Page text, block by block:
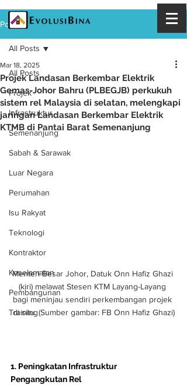
Post
All Posts
Projek
Infrastruktur
Semenanjung
Sabah & Sarawak
Luar Negara
Perumahan
Isu Rakyat
Teknologi
Kontraktor
Keselamatan
Pembangunan
Training
All Posts
Projek Landasan Berkembar Elektrik
Gemas-Johor Bahru (PLBEGJB) perkukuh
sistem rel Malaysia di selatan, melengkapi
jaringan Landasan Berkembar Elektrik
KTMB di Pantai Barat Semenanjung
Mar 18, 2025
Menteri Besar Johor, Datuk Onn Hafiz Ghazi
(kiri) melawat Stesen KTM Layang-Layang
bagi meninjau sendiri perkembangan projek
di situ. (Sumber gambar: FB Onn Hafiz Ghazi)
1. Peningkatan Infrastruktur
Pengangkutan Rel